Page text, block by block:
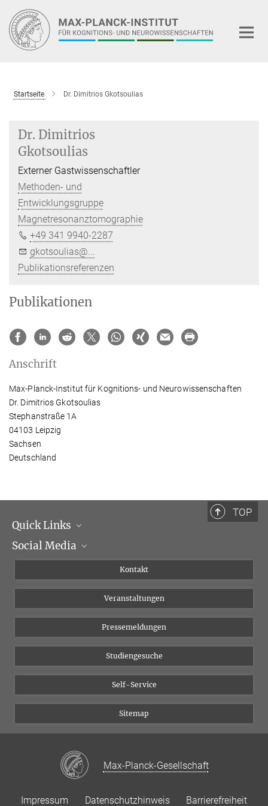
Hauptinhalt
Startseite Dr. Dimitrios Gkotsoulias
Dr. Dimitrios
Gkotsoulias
Externer Gastwissenschaftler
Methoden- und
Entwicklungsgruppe
Magnetresonanztomographie
+49 341 9940-2287
gkotsoulias@...
Publikationsreferenzen
Publikationen
Anschrift
Max-Planck-Institut für Kognitions- und Neurowissenschaften
Dr. Dimitrios Gkotsoulias
Stephanstraße 1A
04103 Leipzig
Sachsen
Deutschland
TOP
Quick Links
Institutsleitung
Social Media
YouTube
Kontakt
Veranstaltungen
Pressemeldungen
Studiengesuche
Self-Service
Sitemap
Max-Planck-Gesellschaft
Impressum Datenschutzhinweis Barrierefreiheit